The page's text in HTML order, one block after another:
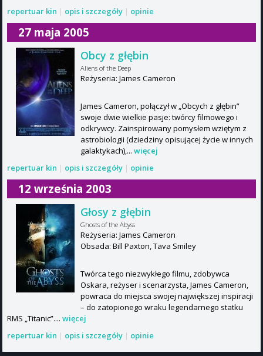
repertuar kin | opis i szczegóły | opinie
27 maja 2005
Obcy z głębin
Aliens of the Deep
Reżyseria: James Cameron
James Cameron, połączył w „Obcych z głębin”
swoje dwie wielkie pasje: twórcy filmowego i
odkrywcy. Zainspirowany pomysłem wziętym z
astrobiologii (dziedziny opisującej życie w innych
galaktykach),... więcej
repertuar kin | opis i szczegóły | opinie
12 września 2003
Głosy z głębin
Ghosts of the Abyss
Reżyseria: James Cameron
Obsada: Bill Paxton, Tava Smiley
Twórca tego niezwykłego filmu, zdobywca
Oskara, reżyser i scenarzysta, James Cameron,
powraca do miejsca swojej największej inspiracji
– do zatopionego wraku legendarnego statku
RMS „Titanic”.... więcej
repertuar kin | opis i szczegóły | opinie